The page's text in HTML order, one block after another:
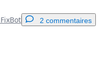
2 commentaires